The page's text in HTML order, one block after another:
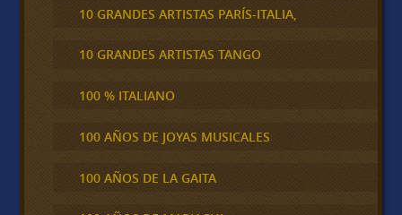
10 GRANDES ARTISTAS PARÍS-ITALIA,
10 GRANDES ARTISTAS TANGO
100 % ITALIANO
100 AÑOS DE JOYAS MUSICALES
100 AÑOS DE LA GAITA